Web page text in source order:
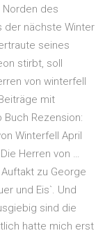
Norden des
der nächste Winter
seines
stirbt, soll
von winterfell
mit
Rezension:
Winterfell April
Herren von …
zu George
und Eis`. Und
sind die
hatte mich erst